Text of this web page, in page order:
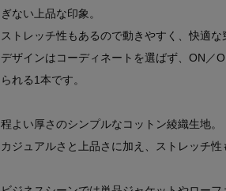
ぎない上品な印象。
ストレッチ性もあるので動きやすく、快適な
デザインはコーディネートを選ばず、ON／
られる1本です。
程よい厚さのシンプルなコットン綾織生地。
カジュアルさと上品さに加え、ストレッチ